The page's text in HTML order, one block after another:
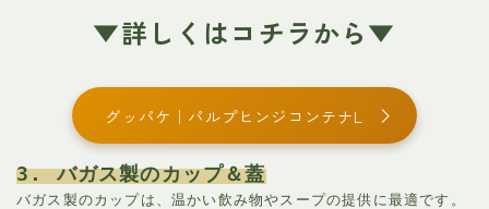
▼詳しくはコチラから▼
グッパケ｜パルプヒンジコンテナL
3. バガス製のカップ＆蓋
バガス製のカップは、温かい飲み物やスープの提供に最適です。